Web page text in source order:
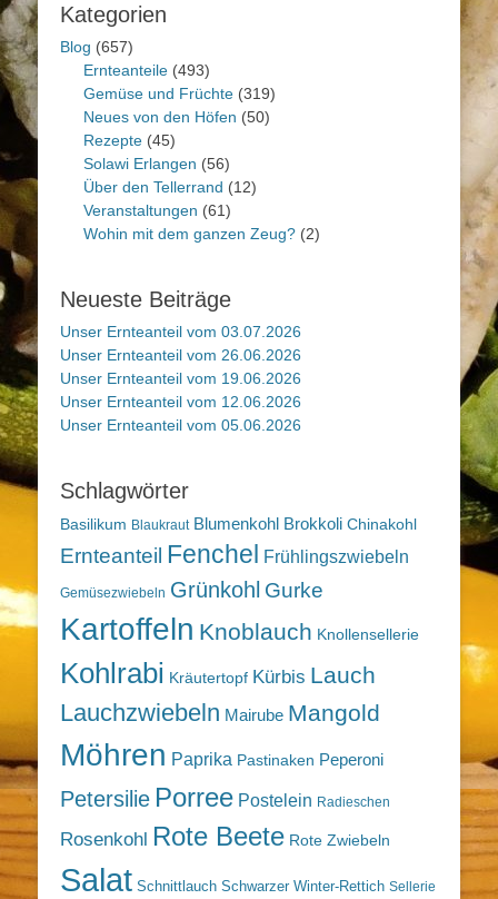
Kategorien
Blog (657)
Ernteanteile (493)
Gemüse und Früchte (319)
Neues von den Höfen (50)
Rezepte (45)
Solawi Erlangen (56)
Über den Tellerrand (12)
Veranstaltungen (61)
Wohin mit dem ganzen Zeug? (2)
Neueste Beiträge
Unser Ernteanteil vom 03.07.2026
Unser Ernteanteil vom 26.06.2026
Unser Ernteanteil vom 19.06.2026
Unser Ernteanteil vom 12.06.2026
Unser Ernteanteil vom 05.06.2026
Schlagwörter
Basilikum Blaukraut Blumenkohl Brokkoli Chinakohl
Ernteanteil Fenchel Frühlingszwiebeln
Gemüsezwiebeln Grünkohl Gurke
Kartoffeln Knoblauch Knollensellerie
Kohlrabi Kräutertopf Kürbis Lauch
Lauchzwiebeln Mairube Mangold
Möhren Paprika Pastinaken Peperoni
Petersilie Porree Postelein Radieschen
Rosenkohl Rote Beete Rote Zwiebeln
Salat Schnittlauch Schwarzer Winter-Rettich Sellerie